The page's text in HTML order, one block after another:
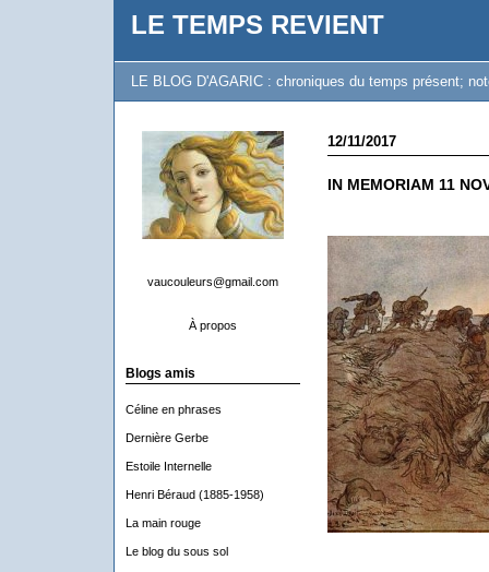
LE TEMPS REVIENT
LE BLOG D'AGARIC : chroniques du temps présent;
vaucouleurs@gmail.com
À propos
Blogs amis
Céline en phrases
Dernière Gerbe
Estoile Internelle
Henri Béraud (1885-1958)
La main rouge
Le blog du sous sol
12/11/2017
IN MEMORIAM 11